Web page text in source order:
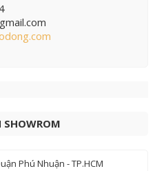
SHOWROM
Phú Nhuận - TP.HCM